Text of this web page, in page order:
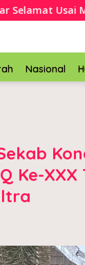
Usai Menusuk
Nasional
Ke-